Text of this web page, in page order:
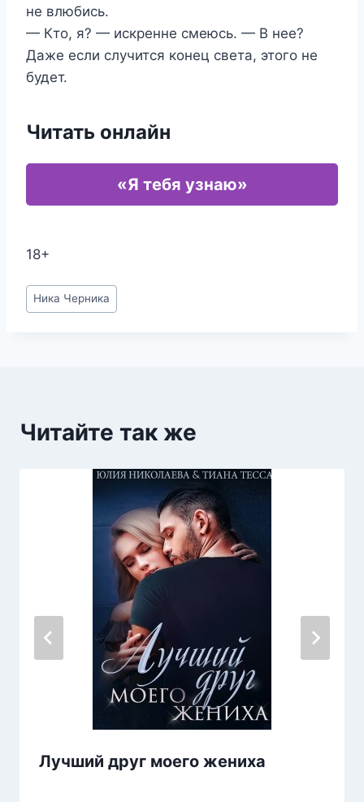
не влюбись.
— Кто, я? — искренне смеюсь. — В нее?
Даже если случится конец света, этого не
будет.
Читать онлайн
«Я тебя узнаю»
18+
Метки
записи:
Ника Черника
Читайте так же
Лучший друг моего жениха